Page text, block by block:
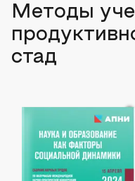
Методы
стад